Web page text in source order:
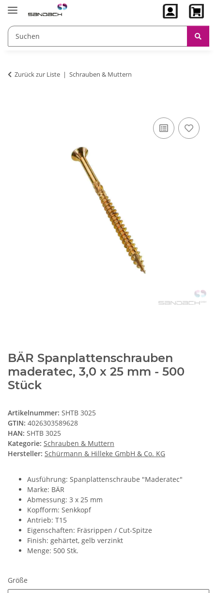
Zurück zur Liste Schrauben & Muttern
BÄR Spanplattenschrauben
maderatec, 3,0 x 25 mm - 500
Stück
Artikelnummer: SHTB 3025
GTIN: 4026303589628
HAN: SHTB 3025
Kategorie: Schrauben & Muttern
Hersteller: Schürmann & Hilleke GmbH & Co. KG
Ausführung: Spanplattenschraube "Maderatec"
Marke: BÄR
Abmessung: 3 x 25 mm
Kopfform: Senkkopf
Antrieb: T15
Eigenschaften: Fräsrippen / Cut-Spitze
Finish: gehärtet, gelb verzinkt
Menge: 500 Stk.
Größe